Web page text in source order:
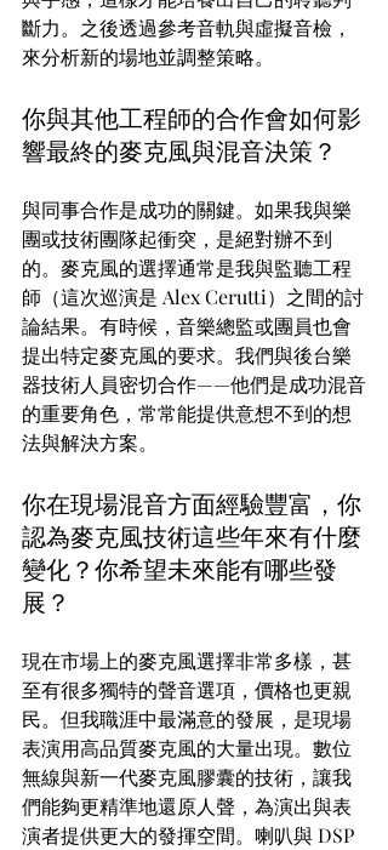
斷力。之後透過參考音軌與虛擬音檢，
來分析新的場地並調整策略。
你與其他工程師的合作會如何影
響最終的麥克風與混音決策？
與同事合作是成功的關鍵。如果我與樂
團或技術團隊起衝突，是絕對辦不到
的。麥克風的選擇通常是我與監聽工程
師（這次巡演是 Alex Cerutti）之間的討
論結果。有時候，音樂總監或團員也會
提出特定麥克風的要求。我們與後台樂
器技術人員密切合作——他們是成功混音
的重要角色，常常能提供意想不到的想
法與解決方案。
你在現場混音方面經驗豐富，你
認為麥克風技術這些年來有什麼
變化？你希望未來能有哪些發
展？
現在市場上的麥克風選擇非常多樣，甚
至有很多獨特的聲音選項，價格也更親
民。但我職涯中最滿意的發展，是現場
表演用高品質麥克風的大量出現。數位
無線與新一代麥克風膠囊的技術，讓我
們能夠更精準地還原人聲，為演出與表
演者提供更大的發揮空間。喇叭與 DSP